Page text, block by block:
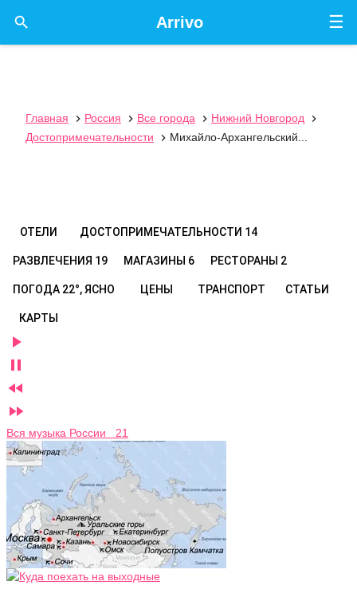
☰
Arrivo

Главная  Россия  Все города  Нижний Новгород

Достопримечательности
 Михайло-Архангельский...
ОТЕЛИ ДОСТОПРИМЕЧАТЕЛЬНОСТИ 14
РАЗВЛЕЧЕНИЯ 19 МАГАЗИНЫ 6 РЕСТОРАНЫ 2
ПОГОДА 22°, ЯСНО ЦЕНЫ ТРАНСПОРТ СТАТЬИ
КАРТЫ




Вся музыка России 21